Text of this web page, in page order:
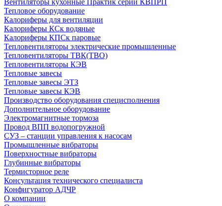
Вентиляторы кухонные Практик серии КВПРП
Тепловое оборудование
Калориферы для вентиляции
Калориферы КСк водяные
Калориферы КПСк паровые
Тепловентиляторы электрические промышленные
Тепловентиляторы ТВК(ТВО)
Тепловентиляторы КЭВ
Тепловые завесы
Тепловые завесы ЭТЗ
Тепловые завесы КЭВ
Производство оборудования специсполнения
Дополнительное оборудование
Электромагнитные тормоза
Провод ВПП водопогружной
СУЗ – станции управления к насосам
Промышленные вибраторы
Поверхностные вибраторы
Глубинные вибраторы
Термисторное реле
Консультация технического специалиста
Конфигуратор АДЧР
О компании